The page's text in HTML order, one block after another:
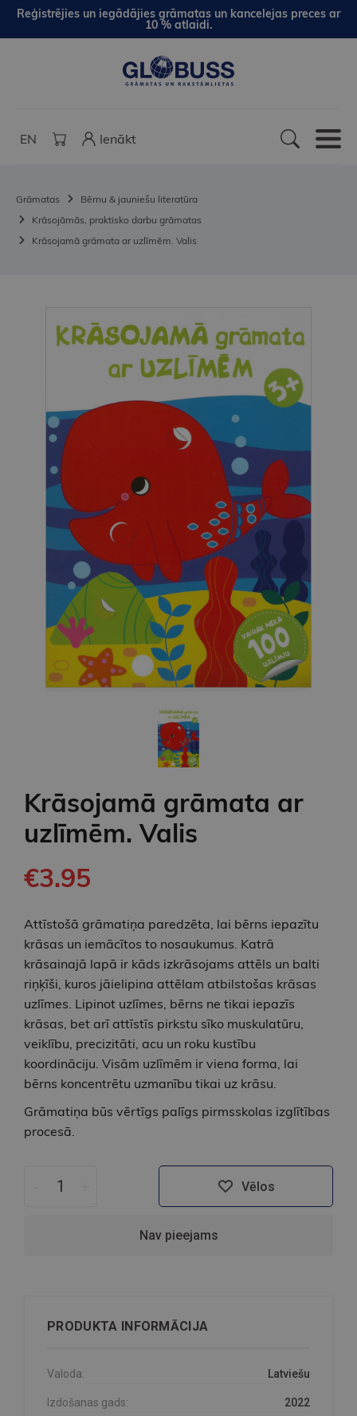
Reģistrējies un iegādājies grāmatas un kancelejas preces ar
10 % atlaidi.
EN Ienākt
Grāmatas
Bērnu & jauniešu literatūra
Krāsojāmās, praktisko darbu grāmatas
Krāsojamā grāmata ar uzlīmēm. Valis
Krāsojamā grāmata ar
uzlīmēm. Valis
€3.95
Attīstošā grāmatiņa paredzēta, lai bērns iepazītu
krāsas un iemācītos to nosaukumus. Katrā
krāsainajā lapā ir kāds izkrāsojams attēls un balti
riņķīši, kuros jāielipina attēlam atbilstošas krāsas
uzlīmes. Lipinot uzlīmes, bērns ne tikai iepazīs
krāsas, bet arī attīstīs pirkstu sīko muskulatūru,
veiklību, precizitāti, acu un roku kustību
koordināciju. Visām uzlīmēm ir viena forma, lai
bērns koncentrētu uzmanību tikai uz krāsu.
Grāmatiņa būs vērtīgs palīgs pirmsskolas izglītības
procesā.
Vēlos
Nav pieejams
PRODUKTA INFORMĀCIJA
Valoda: Latviešu
Izdošanas gads: 2022